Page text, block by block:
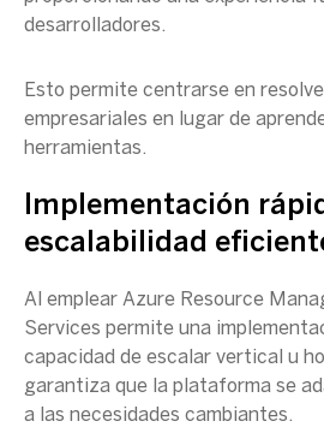
desarrolladores.
Esto permite centrarse en
empresariales en lugar de
herramientas.
Implementación
escalabilidad
Al emplear Azure Resource
Services permite una
capacidad de escalar vertical u
garantiza que la plataforma se
a las necesidades cambiantes.